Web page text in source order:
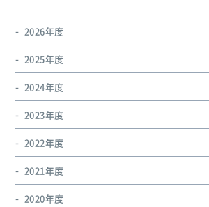
2026年度
2025年度
2024年度
2023年度
2022年度
2021年度
2020年度